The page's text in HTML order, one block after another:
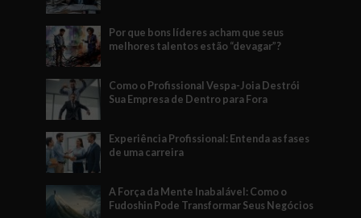
Por que bons líderes acham que seus
melhores talentos estão “devagar”?
Como o Profissional Vespa-Joia Destrói
Sua Empresa de Dentro para Fora
Experiência Profissional: Entenda as fases
de uma carreira
A Força da Mente Inabalável: Como o
Fudoshin Pode Transformar Seus Negócios